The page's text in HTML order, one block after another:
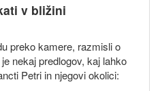
v bližini
preko kamere, razmisli o
nekaj predlogov, kaj lahko
Petri in njegovi okolici: